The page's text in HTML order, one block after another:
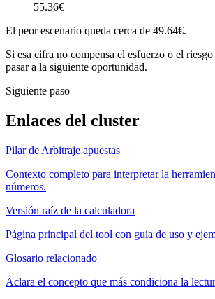
55.36€
El peor escenario queda cerca de 49.64€.
Si esa cifra no compensa el esfuerzo o el
pasar a la siguiente oportunidad.
Siguiente paso
Enlaces del cluster
Pilar de Arbitraje apuestas
Contexto completo para interpretar la
números.
Versión raíz de la calculadora
Página principal del tool con guía de uso y
Glosario relacionado
Aclara el concepto que más condiciona la